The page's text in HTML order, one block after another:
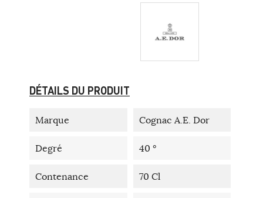
DÉTAILS DU PRODUIT
Marque Cognac A.E. Dor
Degré 40 °
Contenance 70 Cl